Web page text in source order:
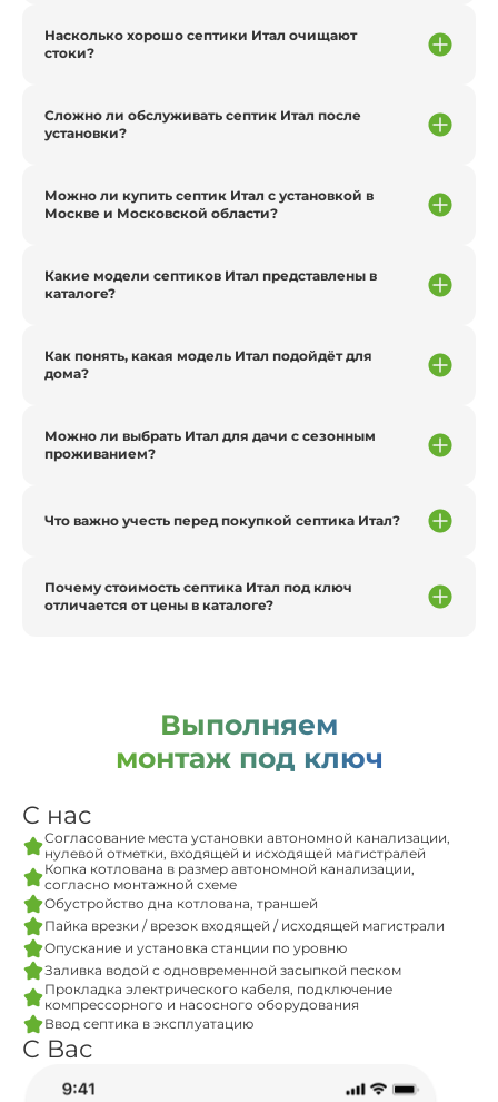
Насколько хорошо септики Итал очищают
стоки?
Сложно ли обслуживать септик Итал после
установки?
Можно ли купить септик Итал с установкой в
Москве и Московской области?
Какие модели септиков Итал представлены в
каталоге?
Как понять, какая модель Итал подойдёт для
дома?
Можно ли выбрать Итaл для дачи с сезонным
проживанием?
Что важно учесть перед покупкой септика Итал?
Почему стоимость септика Итал под ключ
отличается от цены в каталоге?
Выполняем
монтаж под ключ
С нас
Согласование места установки автономной канализации,
нулевой отметки, входящей и исходящей магистралей
Копка котлована в размер автономной канализации,
согласно монтажной схеме
Обустройство дна котлована, траншей
Пайка врезки / врезок входящей / исходящей магистрали
Опускание и установка станции по уровню
Заливка водой с одновременной засыпкой песком
Прокладка электрического кабеля, подключение
компрессорного и насосного оборудования
Ввод септика в эксплуатацию
С Вас